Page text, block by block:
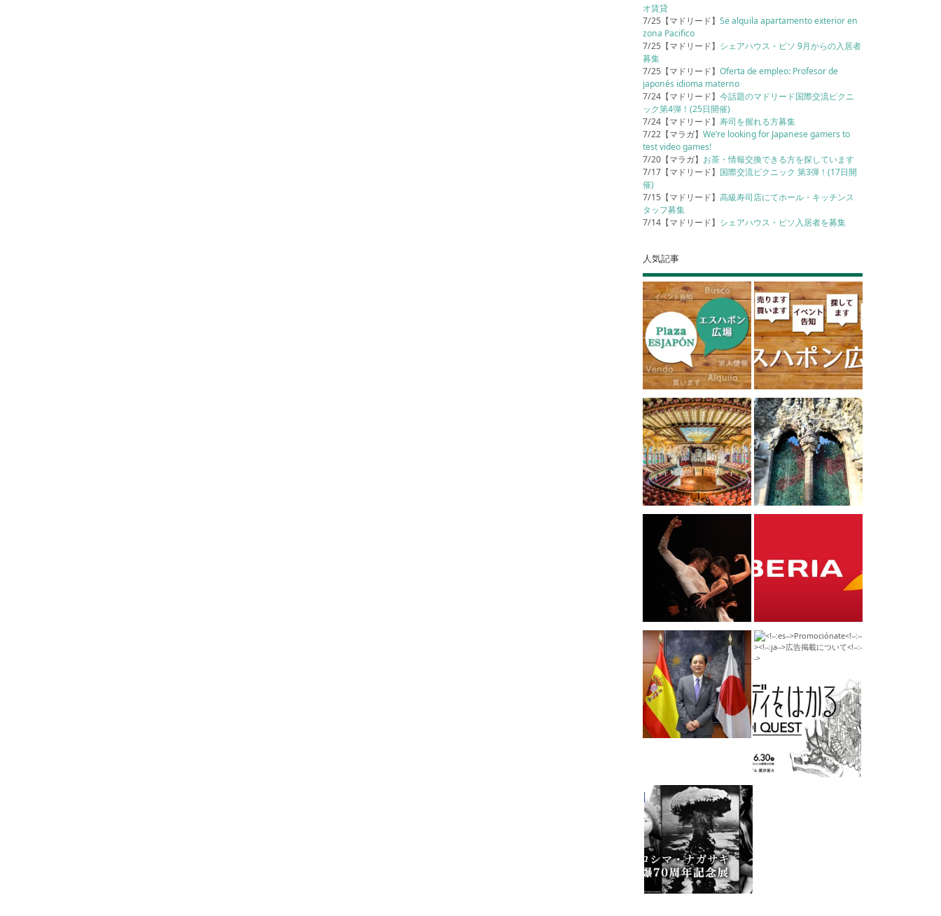
オ賃貸
7/25【マドリード】Se alquila apartamento exterior en
zona Pacifico
7/25【マドリード】 シェアハウス・ピソ 9月からの入居者
募集
7/25【マドリード】Oferta de empleo: Profesor de
japonés idioma materno
7/24【マドリード】今話題のマドリード国際交流ピクニ
ック第4弾！(25日開催)
7/24【マドリード】寿司を握れる方募集
7/22【マラガ】We’re looking for Japanese gamers to
test video games!
7/20【マラガ】 お茶・情報交換できる方を探しています
7/17【マドリード】 国際交流ピクニック 第3弾！(17日開
催)
7/15【マドリード】高級寿司店にてホール・キッチンス
タッフ募集
7/14【マドリード】 シェアハウス・ピソ入居者を募集
人気記事